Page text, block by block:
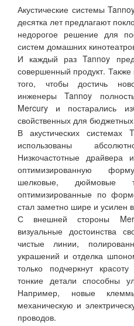
Акустические системы
десятка лет предлагают
недорогое решение для
систем домашних
И каждый раз Tannoy
совершенный продукт. Также
того, чтобы достичь
инженеры Tannoy
Mercury и постарались
свойственных для
В акустических
использованы
Низкочастотные
оптимизированную
шелковые, дюймовые
оптимизированные по
стал заметно шире и усилен
С внешней стороны
визуальные достоинства
чистые линии,
украшений и отделка
только подчеркнут
тонкие детали способны
Например, новые
механическую и
проводов.